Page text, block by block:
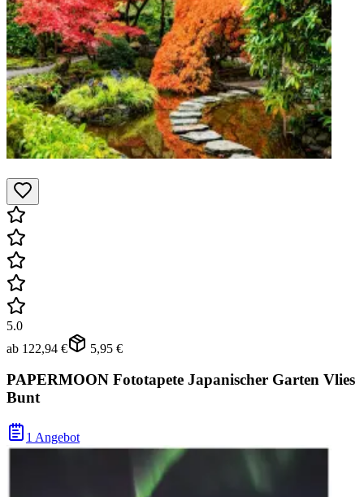
5.0
ab 122,94 € 5,95 €
PAPERMOON Fototapete Japanischer Garten Vlies
Bunt
1 Angebot